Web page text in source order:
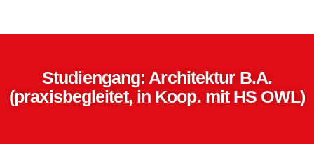
Studiengang: Architektur B.A.
(praxisbegleitet, in Koop. mit HS OWL)